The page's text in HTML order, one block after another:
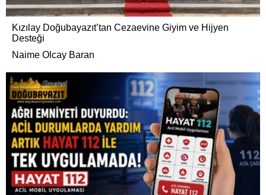
Kızılay Doğubayazıt’tan Cezaevine Giyim ve Hijyen
Desteği
Naime Olcay Baran